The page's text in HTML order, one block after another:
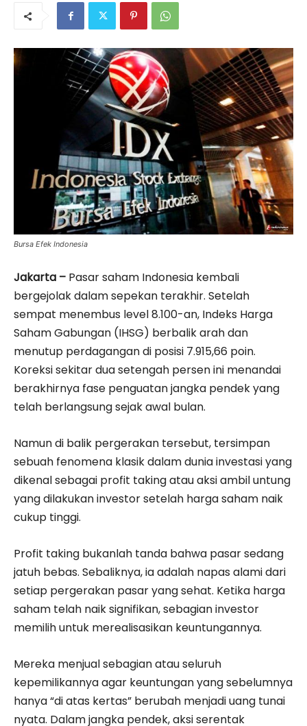
Bursa Efek Indonesia
Jakarta – Pasar saham Indonesia kembali
bergejolak dalam sepekan terakhir. Setelah
sempat menembus level 8.100-an, Indeks Harga
Saham Gabungan (IHSG) berbalik arah dan
menutup perdagangan di posisi 7.915,66 poin.
Koreksi sekitar dua setengah persen ini menandai
berakhirnya fase penguatan jangka pendek yang
telah berlangsung sejak awal bulan.
Namun di balik pergerakan tersebut, tersimpan
sebuah fenomena klasik dalam dunia investasi yang
dikenal sebagai profit taking atau aksi ambil untung
yang dilakukan investor setelah harga saham naik
cukup tinggi.
Profit taking bukanlah tanda bahwa pasar sedang
jatuh bebas. Sebaliknya, ia adalah napas alami dari
setiap pergerakan pasar yang sehat. Ketika harga
saham telah naik signifikan, sebagian investor
memilih untuk merealisasikan keuntungannya.
Mereka menjual sebagian atau seluruh
kepemilikannya agar keuntungan yang sebelumnya
hanya “di atas kertas” berubah menjadi uang tunai
nyata. Dalam jangka pendek, aksi serentak